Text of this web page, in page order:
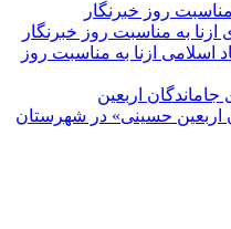
روز خبرنگار
به مناسبت روز خبرنگار
اسلامی ازنا به مناسبت روز
اربعین
اربعین حسینی» در شهرستان